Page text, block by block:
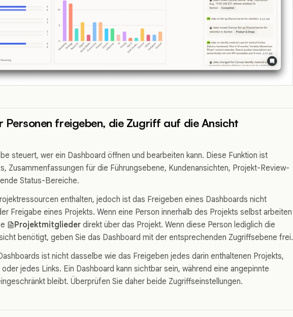
Personen freigeben, die Zugriff auf die Ansicht
steuert, wer ein Dashboard öffnen und bearbeiten kann. Diese Funktion ist
Zusammenfassungen für die Führungsebene, Kundenansichten, Projekt-Review-
Status-Bereiche.
enthalten, jedoch ist das Freigeben eines Dashboards nicht
Freigabe eines Projekts. Wenn eine Person innerhalb des Projekts selbst arbeiten
Projektmitglieder direkt über das Projekt. Wenn diese Person lediglich die
benötigt, geben Sie das Dashboard mit der entsprechenden Zugriffsebene frei.
ist nicht dasselbe wie das Freigeben jedes darin enthaltenen Projekts,
jedes Links. Ein Dashboard kann sichtbar sein, während eine angepinnte
bleibt. Überprüfen Sie daher beide Zugriffseinstellungen.